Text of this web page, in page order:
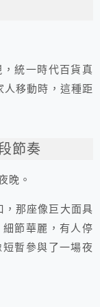
統一時代百貨真
人移動時，這種距
節奏
晚。
，那座像巨大面具
節華麗，有人停
暫參與了一場夜